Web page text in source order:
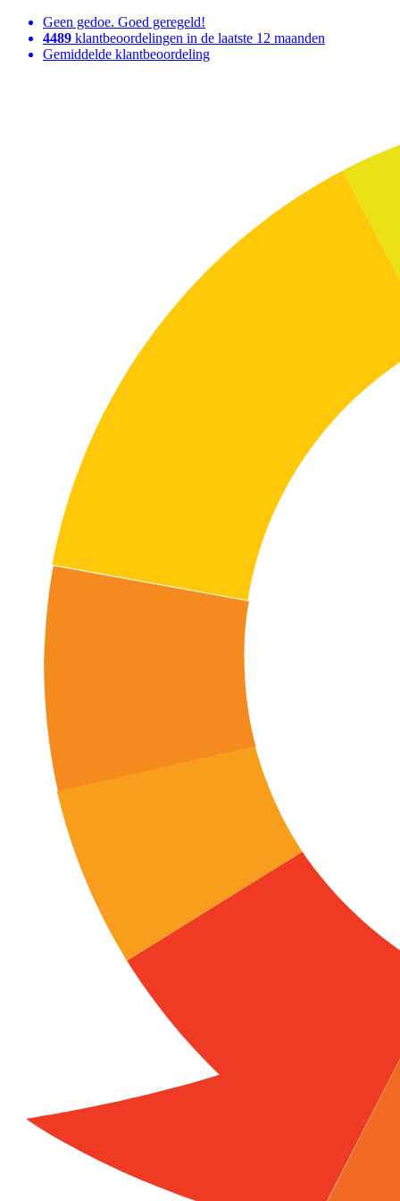
Geen gedoe. Goed geregeld!
4489 klantbeoordelingen in de laatste 12 maanden
Gemiddelde klantbeoordeling